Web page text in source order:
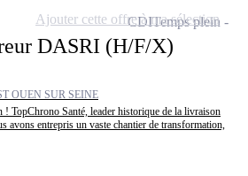
DASRI (H/F/X)
OUEN SUR SEINE
! TopChrono Santé, leader historique de la livraison
avons entrepris un vaste chantier de transformation,
CDITemps plein
Ajouter cette offre à ma sélection